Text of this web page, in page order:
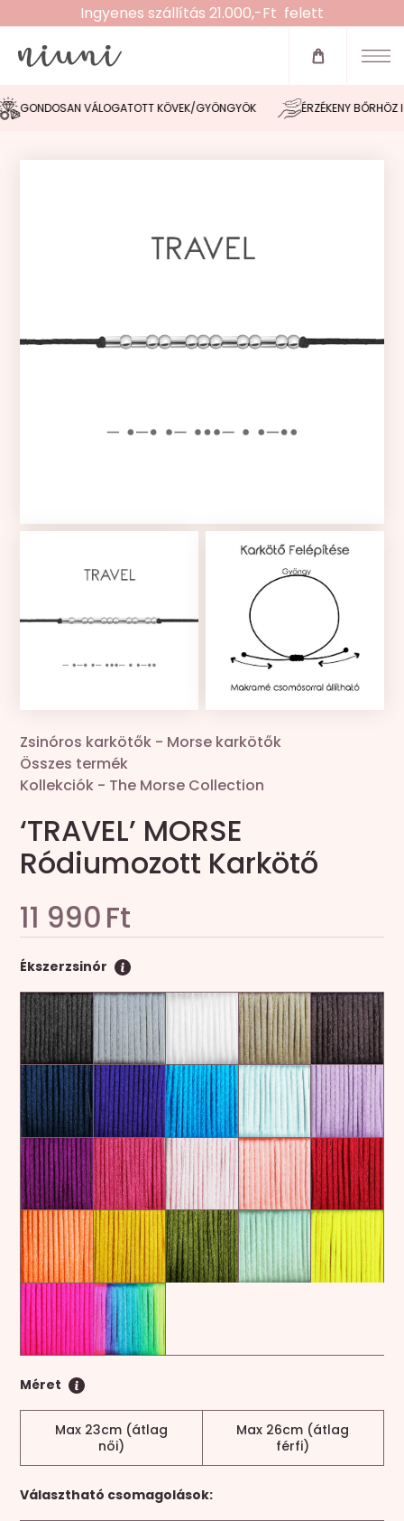
Ingyenes szállítás 21.000,-Ft felett
Újdonságok
Zsinóros karkötők
Fülbevalók
Nyakláncok
Morse tervező
Összes termék
Zsinór csere
VÁLOGATOTT KÖVEK/GYÖNGYÖK ÉRZÉKENY BŐRHÖZ
Zsinóros karkötők - Morse karkötők
Összes termék
Kollekciók - The Morse Collection
‘TRAVEL’ MORSE
Ródiumozott Karkötő
11 990Ft
Ékszerzsinór
Méret
Max 23cm (átlag
női)
Max 26cm (átlag
férfi)
Választható csomagolások: